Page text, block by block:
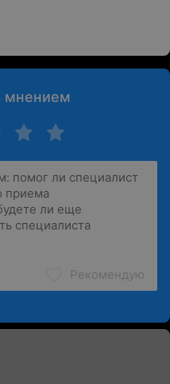
мнением
Рекомендую